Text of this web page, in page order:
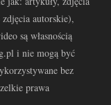
autorskie),
są własnością
i nie mogą być
bez
prawa